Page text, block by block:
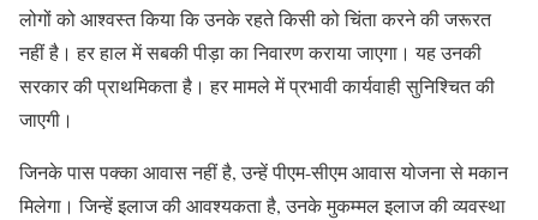
लोगों को आश्वस्त किया कि उनके रहते किसी को चिंता करने की जरूरत
नहीं है। हर हाल में सबकी पीड़ा का निवारण कराया जाएगा। यह उनकी
सरकार की प्राथमिकता है। हर मामले में प्रभावी कार्यवाही सुनिश्चित की
जाएगी।
जिनके पास पक्का आवास नहीं है, उन्हें पीएम-सीएम आवास योजना से मकान
मिलेगा। जिन्हें इलाज की आवश्यकता है, उनके मुकम्मल इलाज की व्यवस्था